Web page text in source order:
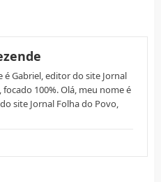
é Gabriel, editor do site Jornal
focado 100%. Olá, meu nome é
site Jornal Folha do Povo,